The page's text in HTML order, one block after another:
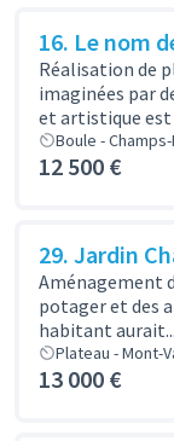
16. Le nom
Réalisation de
imaginées par
et artistique est
Boule -
12 500 €
29. Jardin
Aménagement
potager et des
habitant aurait...
Plateau - Mont-
13 000 €